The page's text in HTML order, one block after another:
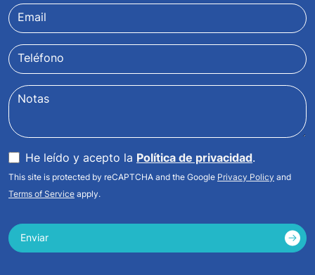
Email
Teléfono
Notas
He leído y acepto la Política de privacidad.
This site is protected by reCAPTCHA and the Google Privacy Policy and
Terms of Service apply.
Enviar